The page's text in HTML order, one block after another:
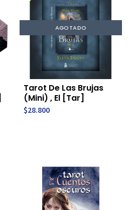
AGOTADO
Tarot De Las Brujas
(Mini) , El [Tar]
$28.800